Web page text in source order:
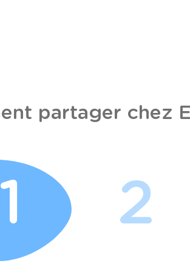
partager chez
1 2